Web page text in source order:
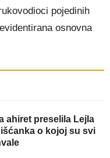
pojedinih
osnovna
ahiret preselila Lejla
o kojoj su svi